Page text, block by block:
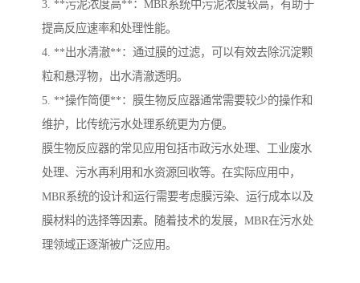
3. **污泥浓度高**：MBR系统中污泥浓度较高，有助于
提高反应速率和处理性能。
4. **出水清澈**：通过膜的过滤，可以有效去除沉淀颗
粒和悬浮物，出水清澈透明。
5. **操作简便**：膜生物反应器通常需要较少的操作和
维护，比传统污水处理系统更为方便。
膜生物反应器的常见应用包括市政污水处理、工业废水
处理、污水再利用和水资源回收等。在实际应用中，
MBR系统的设计和运行需要考虑膜污染、运行成本以及
膜材料的选择等因素。随着技术的发展，MBR在污水处
理领域正逐渐被广泛应用。